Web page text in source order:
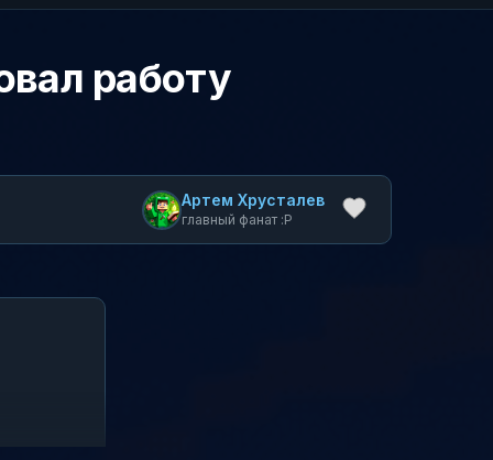
работу
Артем Хрусталев
главный фанат :P